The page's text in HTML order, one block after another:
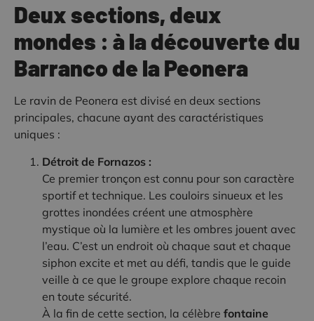
Deux sections, deux
mondes : à la découverte du
Barranco de la Peonera
Le ravin de Peonera est divisé en deux sections
principales, chacune ayant des caractéristiques
uniques :
Détroit de Fornazos :
Ce premier tronçon est connu pour son caractère
sportif et technique. Les couloirs sinueux et les
grottes inondées créent une atmosphère
mystique où la lumière et les ombres jouent avec
l’eau. C’est un endroit où chaque saut et chaque
siphon excite et met au défi, tandis que le guide
veille à ce que le groupe explore chaque recoin
en toute sécurité.
À la fin de cette section, la célèbre fontaine